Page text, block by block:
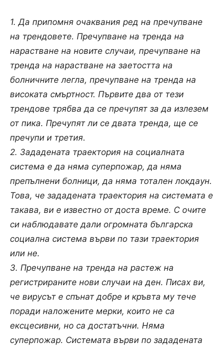
1. Да припомня очаквания ред на пречупване
на трендовете. Пречупване на тренда на
нарастване на новите случаи, пречупване на
тренда на нарастване на заетостта на
болничните легла, пречупване на тренда на
високата смъртност. Първите два от тези
трендове трябва да се пречупят за да излезем
от пика. Пречупят ли се двата тренда, ще се
пречупи и третия.
2. Зададената траектория на социалната
система е да няма суперпожар, да няма
препълнени болници, да няма тотален локдаун.
Това, че зададената траектория на системата е
такава, ви е известно от доста време. С очите
си наблюдавате дали огромната българска
социална система върви по тази траектория
или не.
3. Пречупване на тренда на растеж на
регистрираните нови случаи на ден. Писах ви,
че вирусът е спънат добре и кръвта му тече
поради наложените мерки, които не са
ексцесивни, но са достатъчни. Няма
суперпожар. Системата върви по зададената